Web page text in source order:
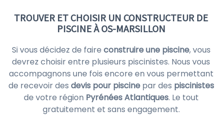
TROUVER ET CHOISIR UN CONSTRUCTEUR DE
PISCINE À OS-MARSILLON
Si vous décidez de faire construire une piscine, vous
devrez choisir entre plusieurs piscinistes. Nous vous
accompagnons une fois encore en vous permettant
de recevoir des devis pour piscinepar des piscinistes
de votre région Pyrénées Atlantiques. Le tout
gratuitement et sans engagement.